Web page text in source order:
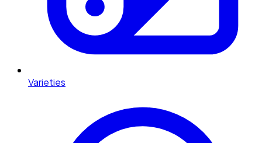
Varieties